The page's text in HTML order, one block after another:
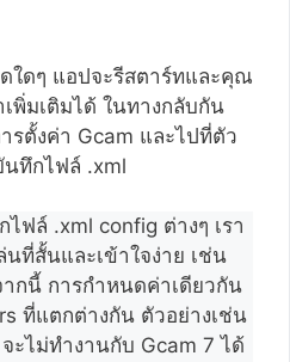
ดๆ แอปจะรีสตาร์ทและคุณ
พิ่มเติมได้ ในทางกลับกัน
รตั้งค่า Gcam และไปที่ตัว
นทึกไฟล์ .xml
ฟล์ .xml config ต่างๆ เรา
ที่สั้นและเข้าใจง่าย เช่น
กนี้ การกำหนดค่าเดียวกัน
ที่แตกต่างกัน ตัวอย่างเช่น
ะไม่ทำงานกับ Gcam 7 ได้